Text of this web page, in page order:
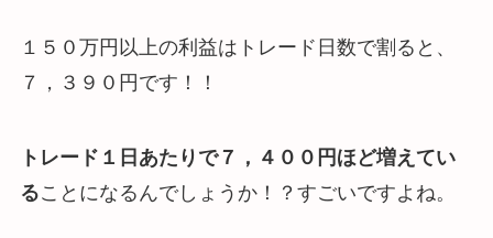
１５０万円以上の利益はトレード日数で割ると、
７，３９０円です！！
トレード１日あたりで７，４００円ほど増えてい
ることになるんでしょうか！？すごいですよね。